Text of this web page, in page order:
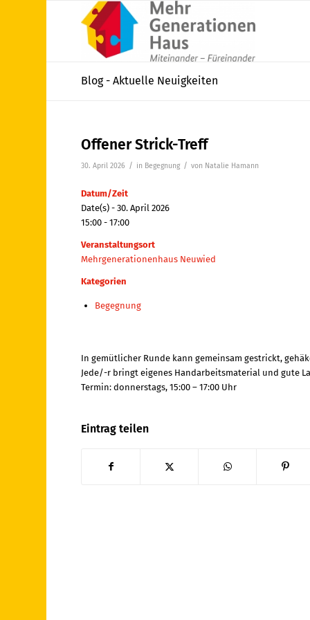
Blog - Aktuelle Neuigkeiten
Offener Strick-Treff
30. April 2026 / in Begegnung / von Natalie Hamann
Datum/Zeit
Date(s) - 30. April 2026
15:00 - 17:00
Veranstaltungsort
Mehrgenerationenhaus Neuwied
Kategorien
Begegnung
In gemütlicher Runde kann gemeinsam gestrickt,
Jede/-r bringt eigenes Handarbeitsmaterial und gute
Termin: donnerstags, 15:00 – 17:00 Uhr
Eintrag teilen